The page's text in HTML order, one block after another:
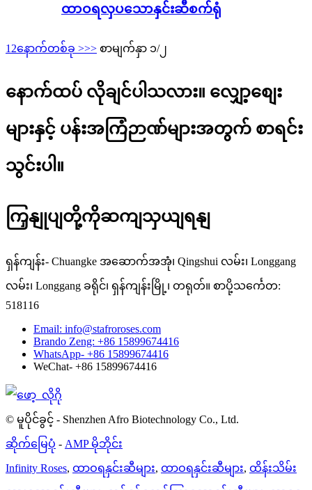
ထာဝရလှပသောနှင်းဆီစက်ရုံ
1 2နောက်တစ်ခု >>> စာမျက်နှာ ၁/၂
နောက်ထပ် လိုချင်ပါသလား။ လျှော့စျေး
များနှင့် ပန်းအကြံဉာဏ်များအတွက် စာရင်း
သွင်းပါ။
ကြှနျုပျတို့ကိုဆကျသှယျရနျ
ရှန်ကျန်း- Chuangke အဆောက်အအုံ၊ Qingshui လမ်း၊ Longgang
လမ်း၊ Longgang ခရိုင်၊ ရှန်ကျန်းမြို့၊ တရုတ်။ စာပို့သင်္ကေတ:
518116
Email: info@stafroroses.com
Brando Zeng: +86 15899674416
WhatsApp- +86 15899674416
WeChat- +86 15899674416
© မူပိုင်ခွင့် - Shenzhen Afro Biotechnology Co., Ltd.
ဆိုက်မြေပုံ - AMP မိုဘိုင်း
Infinity Roses, ထာဝရနှင်းဆီများ, ထာဝရနှင်းဆီများ, ထိန်းသိမ်း